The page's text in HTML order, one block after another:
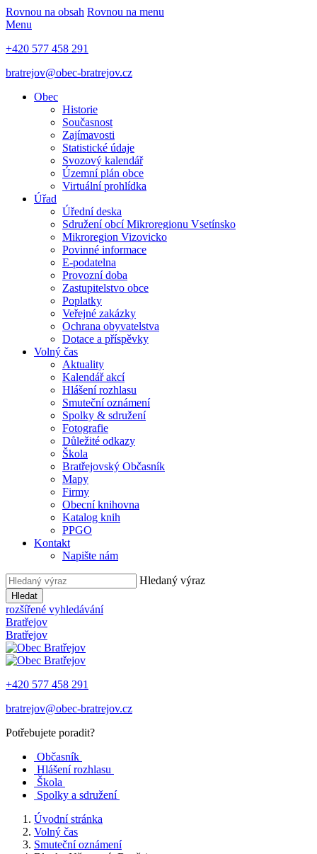
Rovnou na obsah Rovnou na menu
Menu
+420 577 458 291
bratrejov@obec-bratrejov.cz
Obec
Historie
Současnost
Zajímavosti
Statistické údaje
Svozový kalendář
Územní plán obce
Virtuální prohlídka
Úřad
Úřední deska
Sdružení obcí Mikroregionu Vsetínsko
Mikroregion Vizovicko
Povinné informace
E-podatelna
Provozní doba
Zastupitelstvo obce
Poplatky
Veřejné zakázky
Ochrana obyvatelstva
Dotace a příspěvky
Volný čas
Aktuality
Kalendář akcí
Hlášení rozhlasu
Smuteční oznámení
Spolky & sdružení
Fotografie
Důležité odkazy
Škola
Bratřejovský Občasník
Mapy
Firmy
Obecní knihovna
Katalog knih
PPGO
Kontakt
Napište nám
Hledaný výraz
Hledat
rozšířené vyhledávání
Bratřejov
Bratřejov
+420 577 458 291
bratrejov@obec-bratrejov.cz
Potřebujete poradit?
Občasník
Hlášení rozhlasu
Škola
Spolky a sdružení
Úvodní stránka
Volný čas
Smuteční oznámení